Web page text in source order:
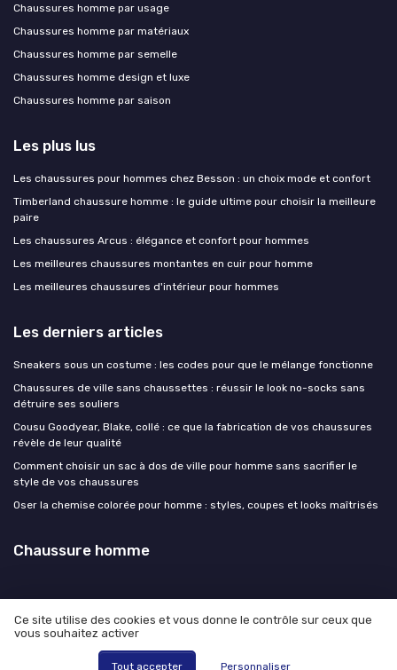
Chaussures homme par usage
Chaussures homme par matériaux
Chaussures homme par semelle
Chaussures homme design et luxe
Chaussures homme par saison
Les plus lus
Les chaussures pour hommes chez Besson : un choix mode et confort
Timberland chaussure homme : le guide ultime pour choisir la meilleure
paire
Les chaussures Arcus : élégance et confort pour hommes
Les meilleures chaussures montantes en cuir pour homme
Les meilleures chaussures d'intérieur pour hommes
Les derniers articles
Sneakers sous un costume : les codes pour que le mélange fonctionne
Chaussures de ville sans chaussettes : réussir le look no-socks sans
détruire ses souliers
Cousu Goodyear, Blake, collé : ce que la fabrication de vos chaussures
révèle de leur qualité
Comment choisir un sac à dos de ville pour homme sans sacrifier le
style de vos chaussures
Oser la chemise colorée pour homme : styles, coupes et looks maîtrisés
Chaussure homme
Mentions légales
© Chaussure homme 2026
Ce site utilise des cookies et vous donne le contrôle sur ceux que
vous souhaitez activer
Tout accepter Personnaliser